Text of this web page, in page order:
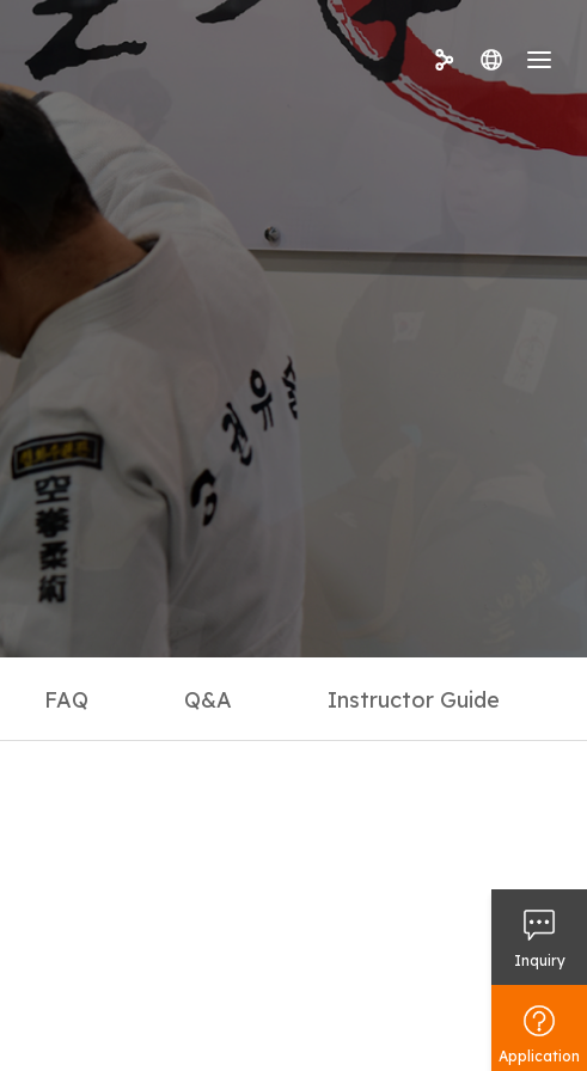
Introduction of Gongkwon
Yusul
About Kang Jun Master
Get your certificate Form The
Association
Education
Community
Video Gallery
Inquiry
Application
FAQ Q&A Instructor Guide